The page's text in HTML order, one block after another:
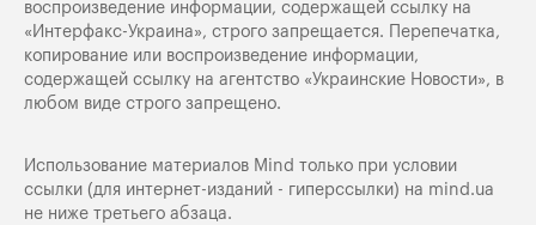
воспроизведение информации, содержащей ссылку на
«Интерфакс-Украина», строго запрещается. Перепечатка,
копирование или воспроизведение информации,
содержащей ссылку на агентство «Украинские Новости», в
любом виде строго запрещено.
Использование материалов Mind только при условии
ссылки (для интернет-изданий - гиперссылки) на mind.ua
не ниже третьего абзаца.